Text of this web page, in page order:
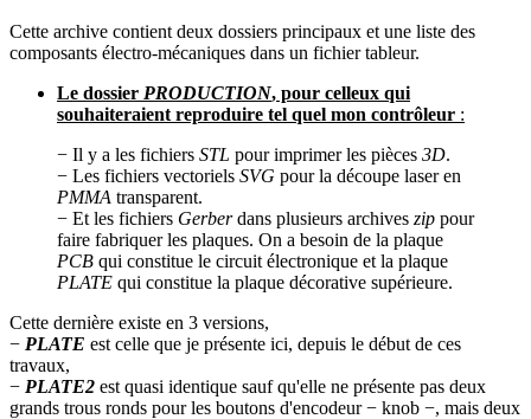
Cette archive contient deux dossiers principaux et une liste des
composants électro-mécaniques dans un fichier tableur.
Le dossier PRODUCTION, pour celleux qui
souhaiteraient reproduire tel quel mon contrôleur :
− Il y a les fichiers STL pour imprimer les pièces 3D.
− Les fichiers vectoriels SVG pour la découpe laser en
PMMA transparent.
− Et les fichiers Gerberdans plusieurs archives zip pour
faire fabriquer les plaques. On a besoin de la plaque
PCB qui constitue le circuit électronique et la plaque
PLATE qui constitue la plaque décorative supérieure.
Cette dernière existe en 3 versions,
− PLATE est celle que je présente ici, depuis le début de ces
travaux,
− PLATE2 est quasi identique sauf qu'elle ne présente pas deux
grands trous ronds pour les boutons d'encodeur − knob −, mais deux